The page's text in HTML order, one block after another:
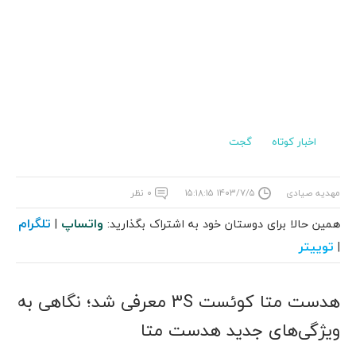
اخبار کوتاه گجت
مهدیه صیادی ۱۴۰۳/۷/۵ ۱۵:۱۸:۱۵ ۰ نظر
همین حالا برای دوستان خود به اشتراک بگذارید: واتساپ | تلگرام
| توییتر
هدست متا کوئست 3S معرفی شد؛ نگاهی به
ویژگی‌های جدید هدست متا